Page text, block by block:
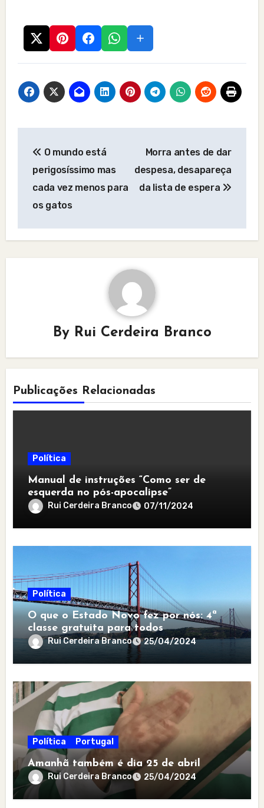
navigation
O mundo está
perigosíssimo mas
cada vez menos para
os gatos
Morra antes de dar
despesa, desapareça
da lista de espera
By Rui Cerdeira Branco
Publicações Relacionadas
Política
Manual de instruções “Como ser de
esquerda no pós-apocalipse”
Rui Cerdeira Branco 07/11/2024
Política
O que o Estado Novo fez por nós: 4ª
classe gratuita para todos
Rui Cerdeira Branco 25/04/2024
Política Portugal
Amanhã também é dia 25 de abril
Rui Cerdeira Branco 25/04/2024